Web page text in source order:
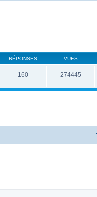
RÉPONSES VUES
160 274445